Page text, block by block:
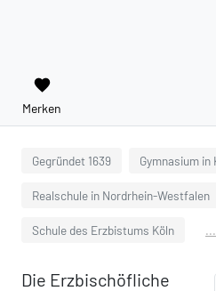
favorite
Merken
Gegründet 1639 Gymnasium in
Realschule in Nordrhein-Westfalen
Schule des Erzbistums Köln
Die Erzbischöfliche